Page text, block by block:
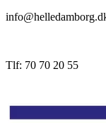
Tlf: 70 70 20 55